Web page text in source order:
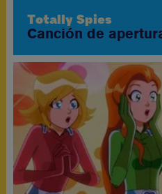
Totally Spies
Canción de